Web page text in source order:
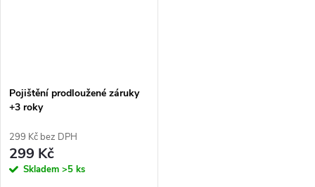
Pojištění prodloužené záruky
+3 roky
299 Kč bez DPH
299 Kč
Skladem >5 ks